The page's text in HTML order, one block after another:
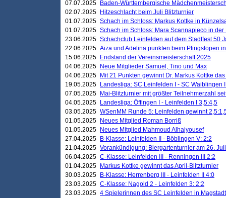
07.07.2025
Baden-Württembergische
02.07.2025
Hitzeschlacht beim Juli Blitzturnier
01.07.2025 Schach im Schloss: Markus Kottke in
01.07.2025 Schach im Schloss: Mara Scannapieco in der
23.06.2025 Schachclub Leinfelden auf dem Stadtfest 50
22.06.2025 Aiza und Adelina punkten beim Pfingstopen
15.06.2025
Endstand der Vereinsmeisterschaft 2025
04.06.2025
Neue Mitglieder Samuel, Tino und Max
04.06.2025
Mit 21 Punkten gewinnt Dr. Markus Kottke
19.05.2025
Landesliga: SC Leinfelden I - SC Waiblingen
07.05.2025
Mai-Blitzturnier mit größter Teilnehmerzahl
04.05.2025
Landesliga: Öffingen I - Leinfelden I 3,5:4,5
03.05.2025 WSenMM Runde 5: Leinfelden gewinnt
01.05.2025
Neues Mitglied Roman Borriß
01.05.2025
Neues Mitglied Mahmoud Alhajyousef
27.04.2025
B-Klasse: Leinfelden II - Böblingen V: 2:2
21.04.2025 Vorankündigung: Biergartenturnier am 26. Juli
06.04.2025 C-Klasse: Leinfelden III - Renningen III 2:2
01.04.2025
Markus Kottke gewinnt das April-Blitzturnier
30.03.2025
B-Klasse: Herrenberg III - Leinfelden II 4:0
23.03.2025 C-Klasse: Nagold 2 - Leinfelden 3: 2:2
23.03.2025 4 Spielerinnen des SC Leinfelden in Magstadt